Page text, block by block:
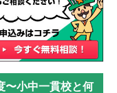
〜小中一貫校と何